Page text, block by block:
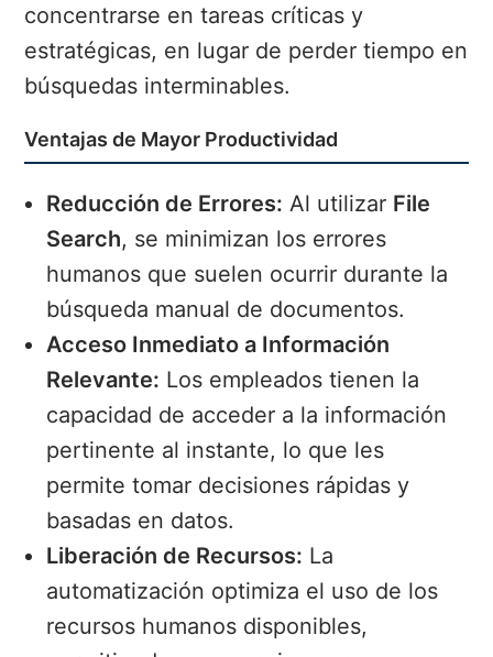
concentrarse en tareas críticas y
estratégicas, en lugar de perder tiempo en
búsquedas interminables.
Ventajas de Mayor Productividad
Reducción de Errores: Al utilizar File
Search, se minimizan los errores
humanos que suelen ocurrir durante la
búsqueda manual de documentos.
Acceso Inmediato a Información
Relevante: Los empleados tienen la
capacidad de acceder a la información
pertinente al instante, lo que les
permite tomar decisiones rápidas y
basadas en datos.
Liberación de Recursos: La
automatización optimiza el uso de los
recursos humanos disponibles,